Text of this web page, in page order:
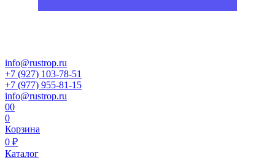
info@rustrop.ru
+7 (927) 103-78-51
+7 (977) 955-81-15
info@rustrop.ru
00
0
Корзина
0 ₽
Каталог